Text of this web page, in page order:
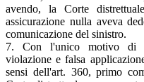
avendo, la Corte
assicurazione nulla aveva
comunicazione del sinistro.
7. Con l'unico motivo di
violazione e falsa
sensi dell'art. 360, primo